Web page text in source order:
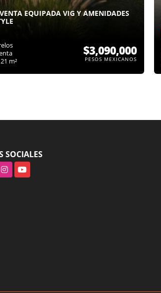
EQUIPADA VIG Y AMENIDADES
m²
$3,090,000
PESOS MEXICANOS
SOCIALES
InstagramYouTube